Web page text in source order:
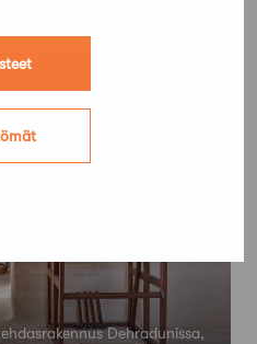
Dehradunissa,